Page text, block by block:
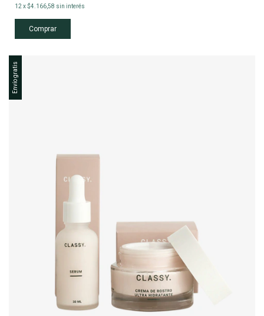
12x$4.166,58 sin interés
Envío gratis